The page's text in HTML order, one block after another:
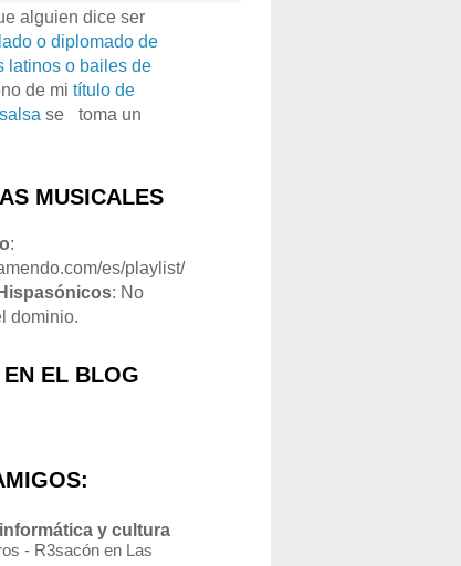
alguien dice ser
o diplomado de
latinos o bailes de
de mi título de
se
toma un
MUSICALES
:
es/playlist/
: No
dominio.
EL BLOG
y cultura
- R3sacón en Las